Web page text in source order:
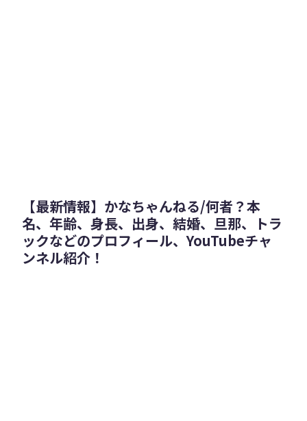
【最新情報】かなちゃんねる/何者？本
名、年齢、身長、出身、結婚、旦那、トラ
ックなどのプロフィール、YouTubeチャ
ンネル紹介！